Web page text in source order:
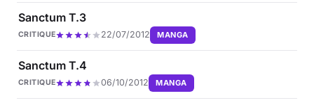
Sanctum T.3
CRITIQUE 22/07/2012 MANGA
Sanctum T.4
CRITIQUE 06/10/2012 MANGA